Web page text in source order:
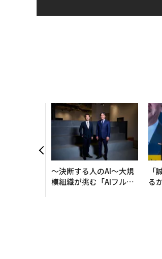
〜決断する人のAI〜大規
模組織が挑む「AIフル実
「
る